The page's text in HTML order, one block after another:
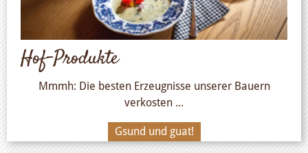
Hof-Produkte
Mmmh: Die besten Erzeugnisse unserer Bauern
verkosten ...
Gsund und guat!